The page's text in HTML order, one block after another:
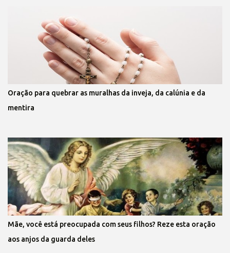
Oração para quebrar as muralhas da inveja, da calúnia e da
mentira
Mãe, você está preocupada com seus filhos? Reze esta oração
aos anjos da guarda deles